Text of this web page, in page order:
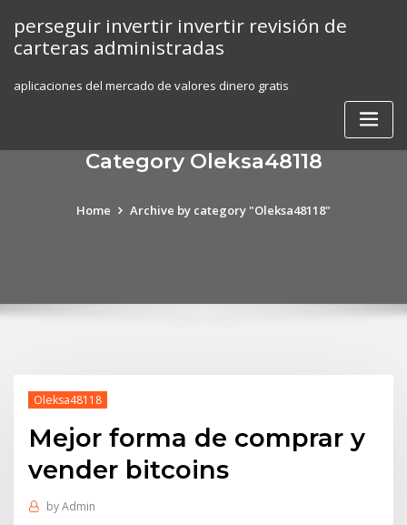
content
perseguir invertir invertir revisión de
carteras administradas
aplicaciones del mercado de valores dinero gratis
Category Oleksa48118
Home Archive by category "Oleksa48118"
Oleksa48118
Mejor forma de comprar y
vender bitcoins
byAdmin